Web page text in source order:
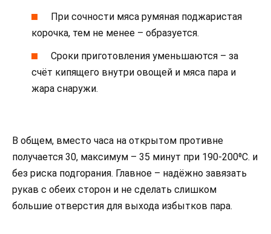
При сочности мяса румяная поджаристая
корочка, тем не менее – образуется.
Сроки приготовления уменьшаются – за
счёт кипящего внутри овощей и мяса пара и
жара снаружи.
В общем, вместо часа на открытом противне
получается 30, максимум – 35 минут при 190-200⁰С. и
без риска подгорания. Главное – надёжно завязать
рукав с обеих сторон и не сделать слишком
большие отверстия для выхода избытков пара.